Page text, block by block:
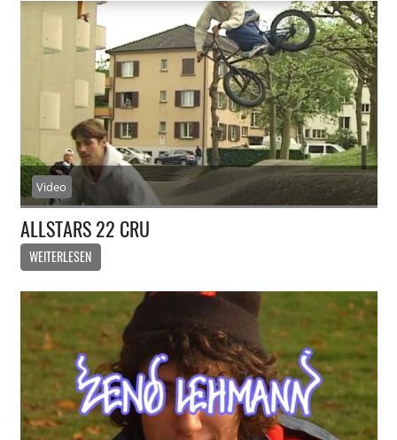
Video
ALLSTARS 22 CRU
WEITERLESEN